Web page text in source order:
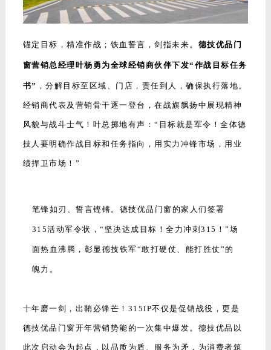
锚定目标，精准作战；铁血誓言，剑指未来。 德技优品门
窗营销总经理叶杨勇 为全球经销商伙伴下发“作战目标任务
书” ，分解目标至区域、门店，责任到人，确保执行落地。
经销商代表及营销骨干逐一登台，在战旗飘扬中展现精神
风貌与战斗士气！叶总掷地有声：“目标就是军令！全体德
技人要明确作战目标和任务指向，用实力冲锋市场，用业
绩捍卫市场！”
笔锋如刃、誓言铿锵。德技优品门窗的家人们签署
315活动军令状，“坚决达成目标！全力冲刺315！”场
面热血沸腾，彰显德技铁军“敢打硬仗、能打胜仗”的
魄力。
十年磨一剑，出鞘必锋芒！315IP不仅是促销战役，更是
德技优品门窗开年营销势能的一次集中爆发。德技优品以
此次启动会为起点，以品质为盾、服务为矛，为消费者筑